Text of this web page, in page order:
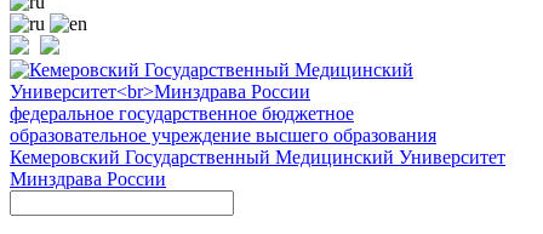
федеральное государственное бюджетное
образовательное учреждение высшего образования
Кемеровский Государственный Медицинский Университет
Минздрава России